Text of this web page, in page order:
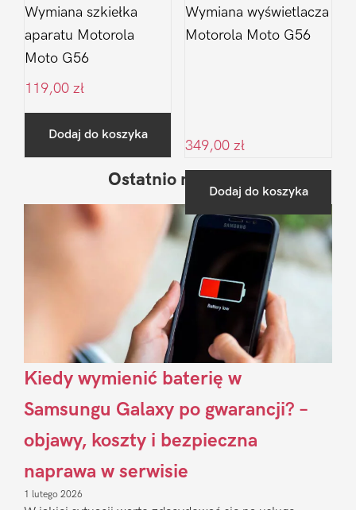
Wymiana szkiełka
aparatu Motorola
Moto G56
119,00 zł
Dodaj do koszyka
Wymiana wyświetlacza
Motorola Moto G56
349,00 zł
Dodaj do koszyka
Sidebar
Ostatnio na blogu
Kiedy wymienić baterię w
Samsungu Galaxy po gwarancji? –
objawy, koszty i bezpieczna
naprawa w serwisie
1 lutego 2026